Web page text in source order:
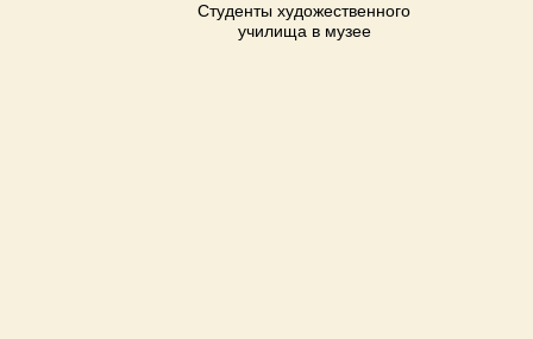
Студенты художественного
училища в музее